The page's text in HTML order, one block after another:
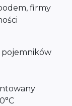
firmy
pojemników